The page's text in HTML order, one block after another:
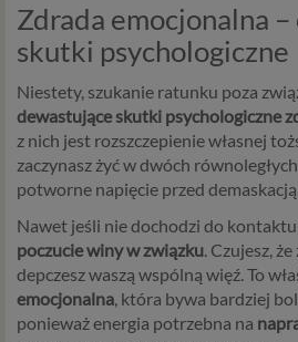
Zdrada emocjonalna
skutki psychologiczne
Niestety, szukanie ratunku poza
dewastujące skutki psychologiczne
z nich jest rozszczepienie własnej
zaczynasz żyć w dwóch
potworne napięcie przed
Nawet jeśli nie dochodzi do
poczucie winy w związku. Czujesz,
depczesz waszą wspólną więź. To
emocjonalna, która bywa bardziej
ponieważ energia potrzebna na